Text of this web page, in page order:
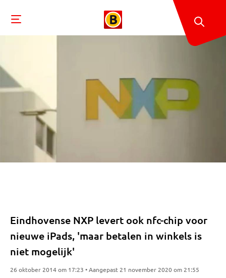
Eindhovense NXP levert ook nfc-chip voor
nieuwe iPads, 'maar betalen in winkels is
niet mogelijk'
26 oktober 2014 om 17:23 • Aangepast 21 november 2020 om 21:55